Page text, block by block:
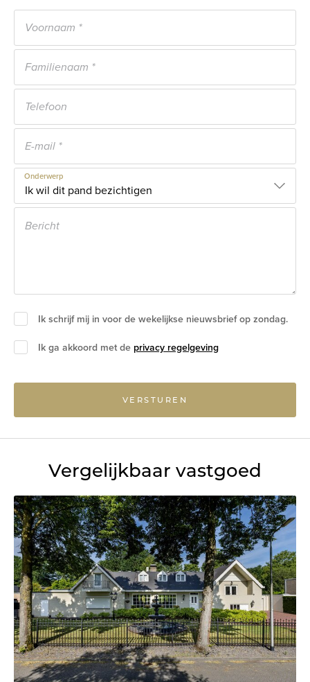
Onderwerp
Ik schrijf mij in voor de wekelijkse nieuwsbrief op zondag.
Ik ga akkoord met de privacy regelgeving
VERSTUREN
Vergelijkbaar vastgoed